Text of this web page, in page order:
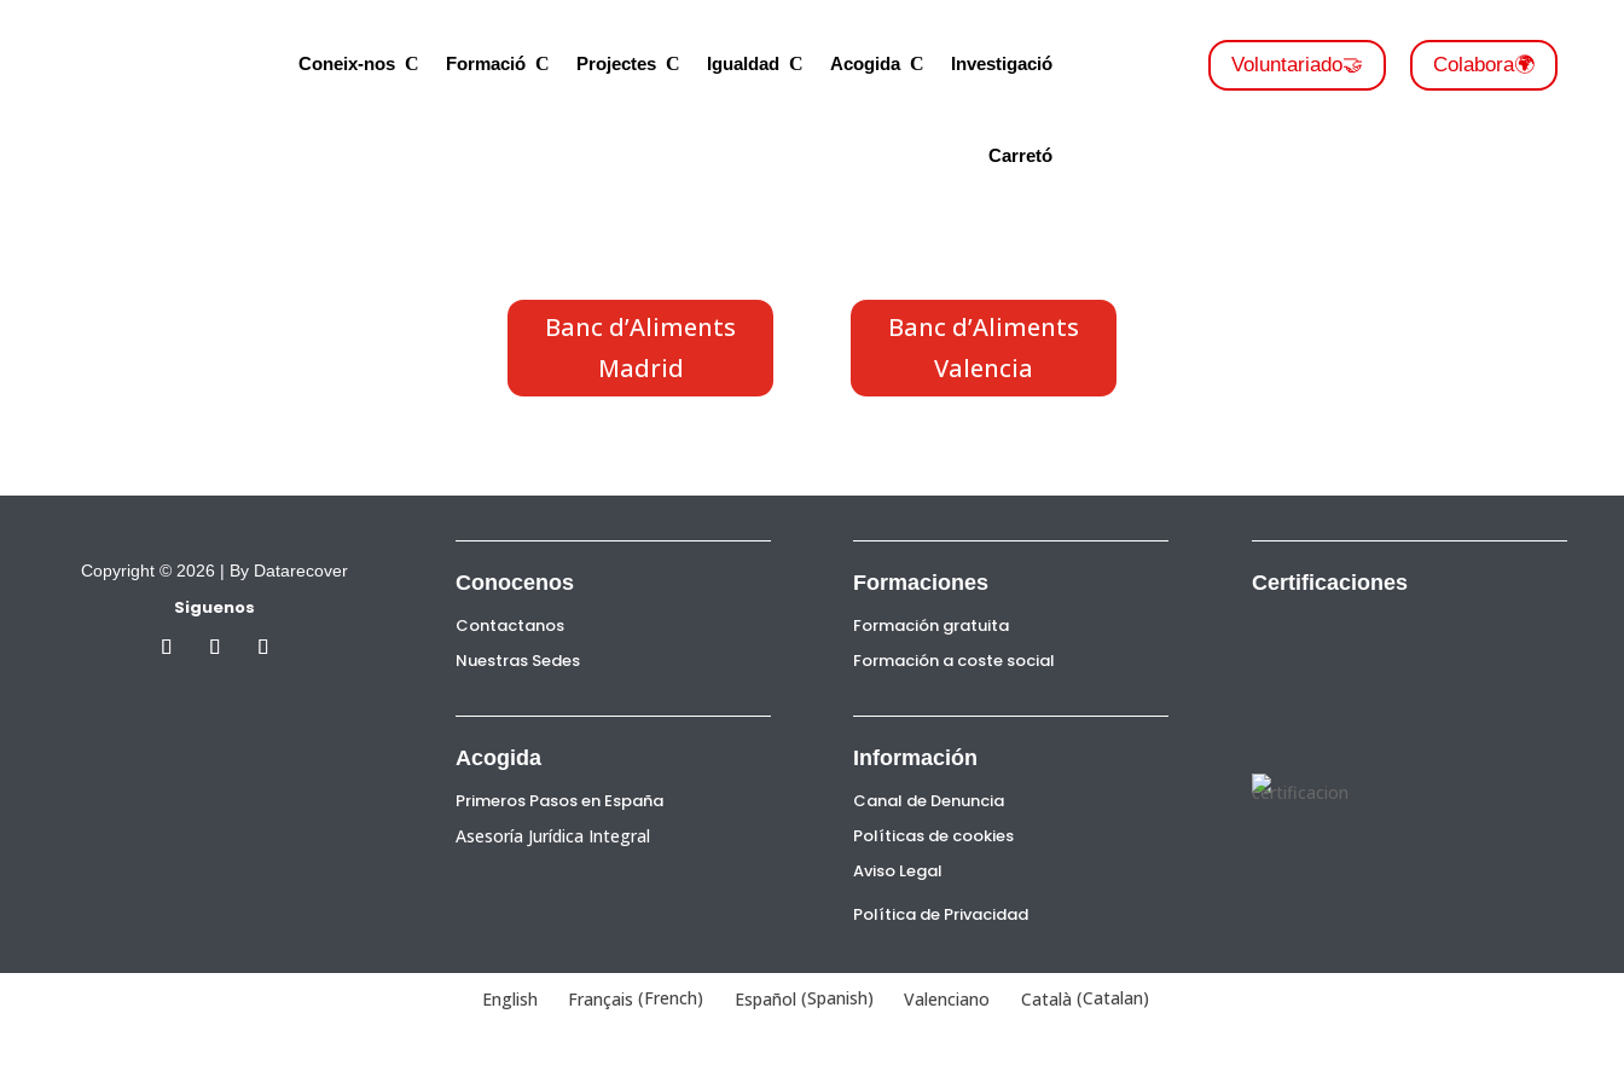
Coneix-nos Formació Projectes Igualdad Acogida Investigació
Carretó
Voluntariado🤝 Colabora🌍
Banc d’Aliments
Madrid
Banc d’Aliments
Valencia
Copyright © 2026 | By Datarecover
Siguenos
Conocenos
Contactanos
Nuestras Sedes
Acogida
Primeros Pasos en España
Asesoría Jurídica Integral
Formaciones
Formación gratuita
Formación a coste social
Información
Canal de Denuncia
Políticas de cookies
Aviso Legal
Política de Privacidad
Certificaciones
English Français (French) Español (Spanish) Valenciano Català (Catalan)